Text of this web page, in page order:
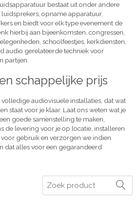
bestaat uit onder andere
opname apparatuur,
en biedt voor elk type evenement de
hierbij aan bijeenkomsten, congressen,
schoolfeestjes, kerkdiensten,
audio gerelateerde techniek voor
partijen.
schappelijke prijs
audiovisuele installaties, dat wat
staat voor je klaar. Laat ons weten wat je
goede samenstelling te maken,
de levering voor je op locatie, installeren
gebruik en verzorgen we indien
dat alles voor een gegarandeerd
Zoeken